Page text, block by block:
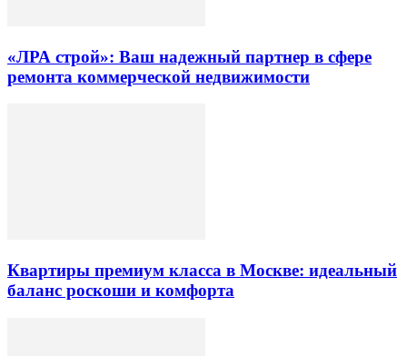
«ЛРА строй»: Ваш надежный партнер в сфере
ремонта коммерческой недвижимости
Квартиры премиум класса в Москве: идеальный
баланс роскоши и комфорта